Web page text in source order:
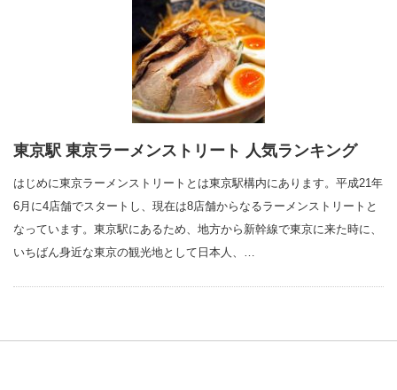
東京駅 東京ラーメンストリート 人気ランキング
はじめに東京ラーメンストリートとは東京駅構内にあります。平成21年
6月に4店舗でスタートし、現在は8店舗からなるラーメンストリートと
なっています。東京駅にあるため、地方から新幹線で東京に来た時に、
いちばん身近な東京の観光地として日本人、…